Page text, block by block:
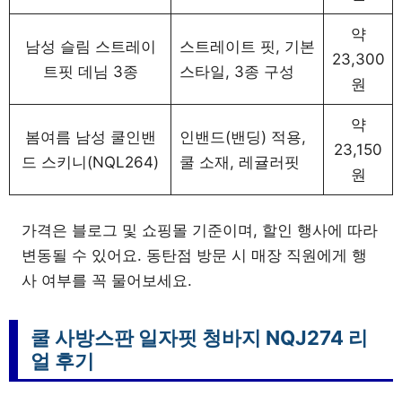
남성 슬림 스트레이
트핏 데님 3종
스트레이트 핏, 기본
스타일, 3종 구성
약
23,300
원
봄여름 남성 쿨인밴
드 스키니(NQL264)
인밴드(밴딩) 적용,
쿨 소재, 레귤러핏
약
23,150
원
가격은 블로그 및 쇼핑몰 기준이며, 할인 행사에 따라
변동될 수 있어요. 동탄점 방문 시 매장 직원에게 행
사 여부를 꼭 물어보세요.
쿨 사방스판 일자핏 청바지 NQJ274 리
얼 후기